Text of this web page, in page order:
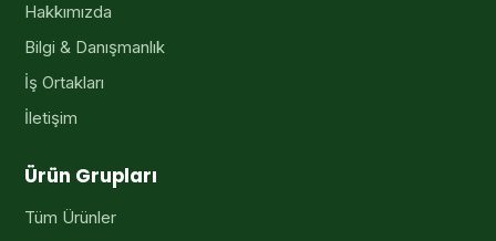
Hakkımızda
Bilgi & Danışmanlık
İş Ortakları
İletişim
Ürün Grupları
Tüm Ürünler